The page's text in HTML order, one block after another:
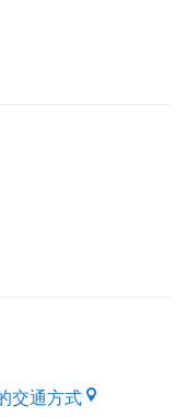
、泰黄椒麻鸡。
交通方式